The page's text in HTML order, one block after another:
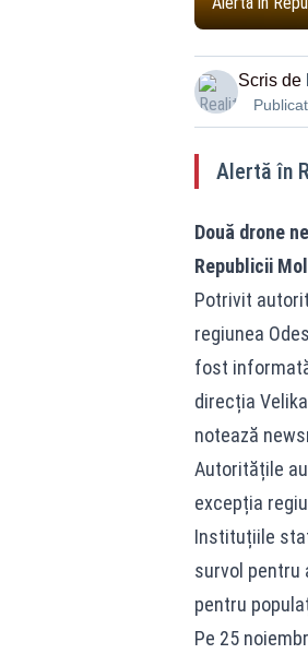
Scris de
Alertă în
Două drone
Republicii
Potrivit
regiunea
fost
direcția
notează
Autoritățile
excepția
Instituțiile
survol pentru
pentru
Pe 25